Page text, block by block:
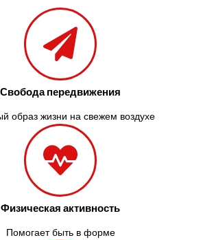
Свобода передвижения
образ жизни на свежем воздухе
Физическая активность
Помогает быть в форме